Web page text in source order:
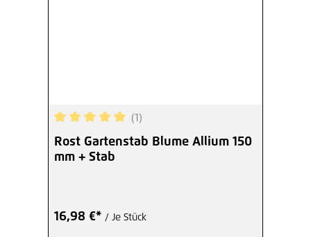
Durchschnittliche Bewertung von 5 von 5
(1)
Rost Gartenstab Blume Allium 150
mm + Stab
16,98 €* / Je Stück